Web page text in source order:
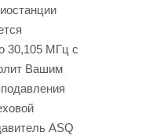
30,105 МГц с
Вашим
ASQ